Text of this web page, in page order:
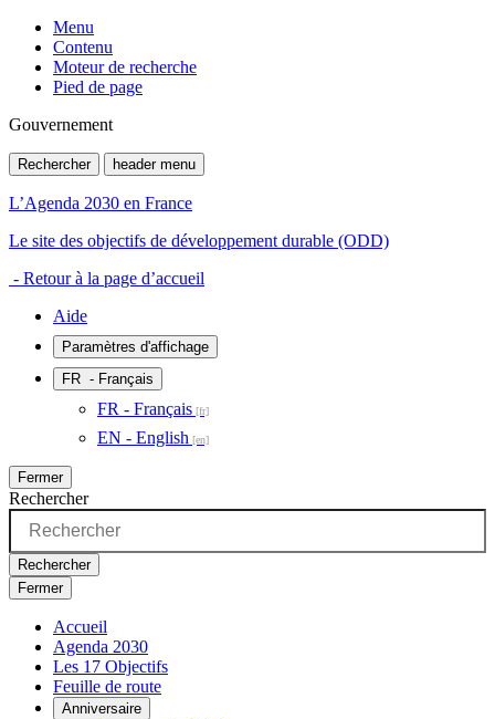
Menu
Contenu
Moteur de recherche
Pied de page
Gouvernement
Rechercher header menu
L’Agenda 2030 en France
Le site des objectifs de développement durable (ODD)
- Retour à la page d’accueil
Aide
Paramètres d'affichage
FR - Français
FR - Français
EN - English
Fermer
Rechercher
Rechercher
Fermer
Accueil
Agenda 2030
Les 17 Objectifs
Feuille de route
Anniversaire